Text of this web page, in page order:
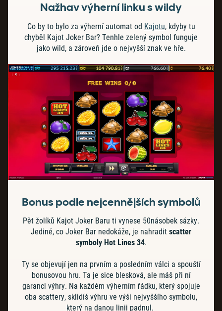
Nažhav výherní linku s wildy
Co by to bylo za výherní automat od Kajotu, kdyby tu
chyběl Kajot Joker Bar? Tenhle zelený symbol funguje
jako wild, a zároveň jde o nejvyšší znak ve hře.
Bonus podle nejcennějších symbolů
Pět žolíků Kajot Joker Baru ti vynese 50násobek sázky.
Jediné, co Joker Bar nedokáže, je nahradit scatter
symboly Hot Lines 34.
Ty se objevují jen na prvním a posledním válci a spouští
bonusovou hru. Ta je sice blesková, ale máš při ní
garanci výhry. Na každém výherním řádku, který spojuje
oba scattery, sklidíš výhru ve výši nejvyššího symbolu,
který na danou linii padnul.